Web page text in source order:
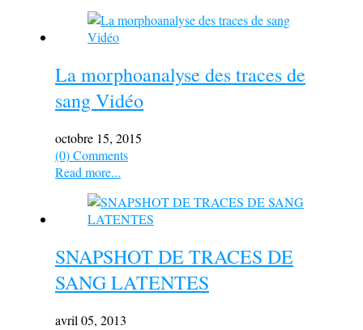
La morphoanalyse des traces de
sang Vidéo
octobre 15, 2015
(0) Comments
Read more...
SNAPSHOT DE TRACES DE
SANG LATENTES
avril 05, 2013